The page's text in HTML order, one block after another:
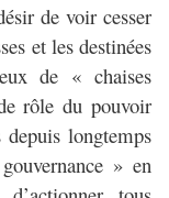
de voir cesser
et les destinées
de « chaises
rôle du pouvoir
longtemps
» en